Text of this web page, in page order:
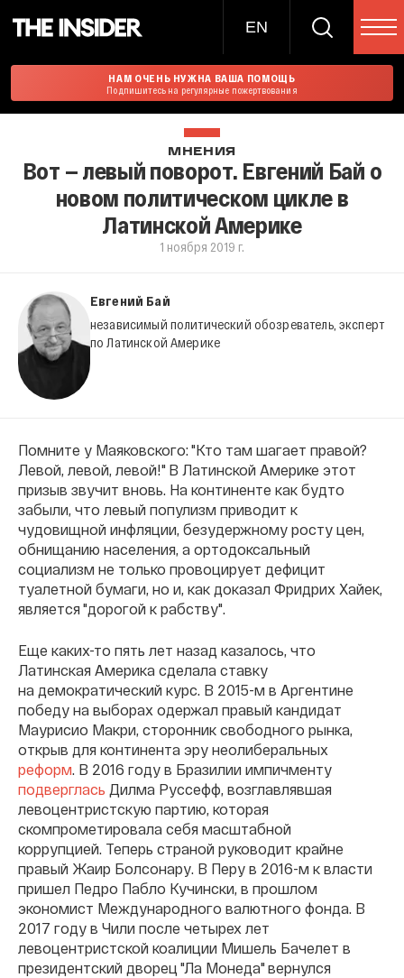
EN
НАМ ОЧЕНЬ НУЖНА ВАША ПОМОЩЬ
Подпишитесь на регулярные пожертвования
МНЕНИЯ
Вот — левый поворот. Евгений Бай о
новом политическом цикле в
Латинской Америке
1 ноября 2019 г.
Евгений Бай
независимый политический обозреватель, эксперт
по Латинской Америке
Помните у Маяковского: "Кто там шагает правой?
Левой, левой, левой!" В Латинской Америке этот
призыв звучит вновь. На континенте как будто
забыли, что левый популизм приводит к
чудовищной инфляции, безудержному росту цен,
обнищанию населения, а ортодоксальный
социализм не только провоцирует дефицит
туалетной бумаги, но и, как доказал Фридрих Хайек,
является "дорогой к рабству".
Еще каких-то пять лет назад казалось, что
Латинская Америка сделала ставку
на демократический курс. В 2015-м в Аргентине
победу на выборах одержал правый кандидат
Маурисио Макри, сторонник свободного рынка,
открыв для континента эру неолиберальных
реформ. В 2016 году в Бразилии импичменту
подверглась Дилма Руссефф, возглавлявшая
левоцентристскую партию, которая
скомпрометировала себя масштабной
коррупцией. Теперь страной руководит крайне
правый Жаир Болсонару. В Перу в 2016-м к власти
пришел Педро Пабло Кучински, в прошлом
экономист Международного валютного фонда. В
2017 году в Чили после четырех лет
левоцентристской коалиции Мишель Бачелет в
президентский дворец "Ла Монеда" вернулся